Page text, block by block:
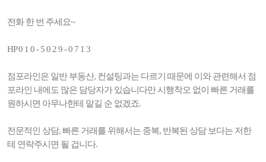
전화 한 번 주세요~
HP 0 1 0 - 5 0 2 9 - 0 7 1 3
점포라인은 일반 부동산, 컨설팅과는 다르기 때문에 이와 관련해서 점
포라인 내에도 많은 담당자가 있습니다만 시행착오 없이 빠른 거래를
원하시면 아무나한테 맡길 순 없겠죠.
전문적인 상담, 빠른 거래를 위해서는 중복, 반복된 상담 보다는 저한
테 연락주시면 될 겁니다.